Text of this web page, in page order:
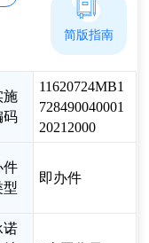
施
码
11620724MB1
728490040001
20212000
件
型
即办件
诺
简版指南